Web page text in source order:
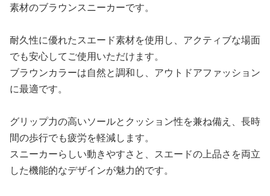
素材のブラウンスニーカーです。
耐久性に優れたスエード素材を使用し、アクティブな場面
でも安心してご使用いただけます。
ブラウンカラーは自然と調和し、アウトドアファッション
に最適です。
グリップ力の高いソールとクッション性を兼ね備え、長時
間の歩行でも疲労を軽減します。
スニーカーらしい動きやすさと、スエードの上品さを両立
した機能的なデザインが魅力的です。